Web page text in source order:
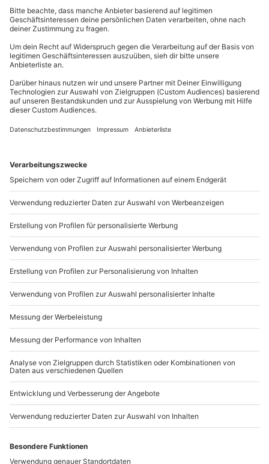
mydaysGmbH
Mühldorfstraße 8
81671 München
Du erreichst uns telefonisch zu folgenden Zeiten,
außer an bundesweiten Feiertagen:
Mo-Fr: 8-20 Uhr | Sa: 10-16 Uhr
Sichere Dir attraktive Firmenkunden Vorteile.
+49 89 / 21 12 90 20
Mo-Fr: 9-17 Uhr
b2b@mydays.de
www.b2b.mydays.de/
Andere Produkte entdecken
-15% CLUB DEAL